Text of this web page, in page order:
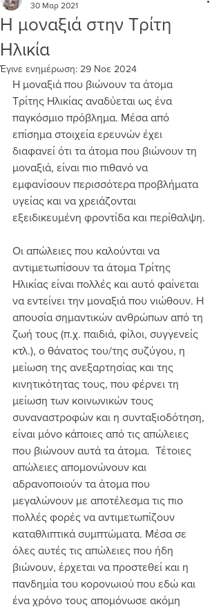
Η μοναξιά στην Τρίτη
Ηλικία
30 Μαρ 2021
Έγινε ενημέρωση: 29 Νοε 2024
Η μοναξιά που βιώνουν τα άτομα
Τρίτης Ηλικίας αναδύεται ως ένα
παγκόσμιο πρόβλημα. Μέσα από
επίσημα στοιχεία ερευνών έχει
διαφανεί ότι τα άτομα που βιώνουν τη
μοναξιά, είναι πιο πιθανό να
εμφανίσουν περισσότερα προβλήματα
υγείας και να χρειάζονται
εξειδικευμένη φροντίδα και περίθαλψη.
Οι απώλειες που καλούνται να
αντιμετωπίσουν τα άτομα Τρίτης
Ηλικίας είναι πολλές και αυτό φαίνεται
να εντείνει την μοναξιά που νιώθουν. Η
απουσία σημαντικών ανθρώπων από τη
ζωή τους (π.χ. παιδιά, φίλοι, συγγενείς
κτλ.), ο θάνατος του/της συζύγου, η
μείωση της ανεξαρτησίας και της
κινητικότητας τους, που φέρνει τη
μείωση των κοινωνικών τους
συναναστροφών και η συνταξιοδότηση,
είναι μόνο κάποιες από τις απώλειες
που βιώνουν αυτά τα άτομα.  Τέτοιες
απώλειες απομονώνουν και
αδρανοποιούν τα άτομα που
μεγαλώνουν με αποτέλεσμα τις πιο
πολλές φορές να αντιμετωπίζουν
καταθλιπτικά συμπτώματα. Μέσα σε
όλες αυτές τις απώλειες που ήδη
βιώνουν, έρχεται να προστεθεί και η
πανδημία του κορονωιού που εδώ και
ένα χρόνο τους απομόνωσε ακόμη